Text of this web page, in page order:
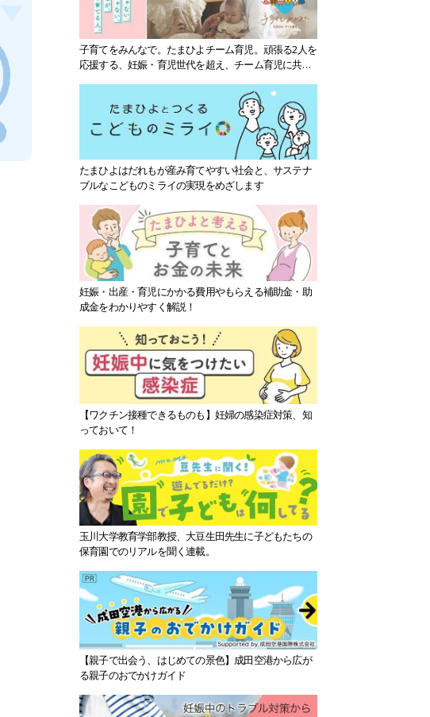
子育てをみんなで。たまひよチーム育児。頑張る2人を
応援する、妊娠・育児世代を超え、チーム育児に共感
たまひよはだれもが産み育てやすい社会と、サステナ
ブルなこどものミライの実現をめざします
妊娠・出産・育児にかかる費用やもらえる補助金・助
成金をわかりやすく解説！
【ワクチン接種できるものも】妊婦の感染症対策、知
っておいて！
玉川大学教育学部教授、大豆生田先生に子どもたちの
保育園でのリアルを聞く連載。
【親子で出会う、はじめての景色】成田空港から広が
る親子のおでかけガイド